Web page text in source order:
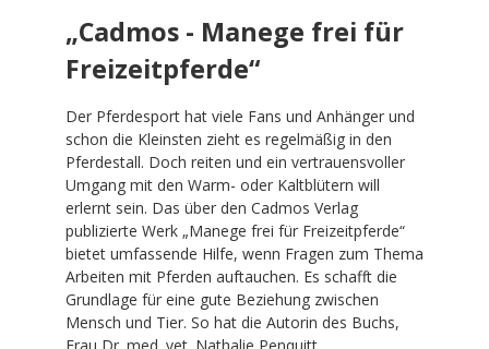
„Cadmos - Manege frei für
Freizeitpferde“
Der Pferdesport hat viele Fans und Anhänger und
schon die Kleinsten zieht es regelmäßig in den
Pferdestall. Doch reiten und ein vertrauensvoller
Umgang mit den Warm- oder Kaltblütern will
erlernt sein. Das über den Cadmos Verlag
publizierte Werk „Manege frei für Freizeitpferde“
bietet umfassende Hilfe, wenn Fragen zum Thema
Arbeiten mit Pferden auftauchen. Es schafft die
Grundlage für eine gute Beziehung zwischen
Mensch und Tier. So hat die Autorin des Buchs,
Frau Dr. med. vet. Nathalie Penquitt,